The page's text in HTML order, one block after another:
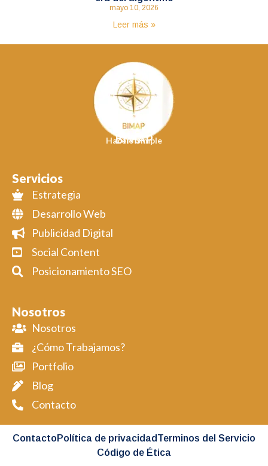
mayo 10, 2026
Leer más »
BIMAP
Hacelo Simple
Servicios
Estrategia
Desarrollo Web
Publicidad Digital
Social Content
Posicionamiento SEO
Nosotros
Nosotros
¿Cómo Trabajamos?
Portfolio
Blog
Contacto
Contacto Política de privacidad Terminos del Servicio
Código de Ética